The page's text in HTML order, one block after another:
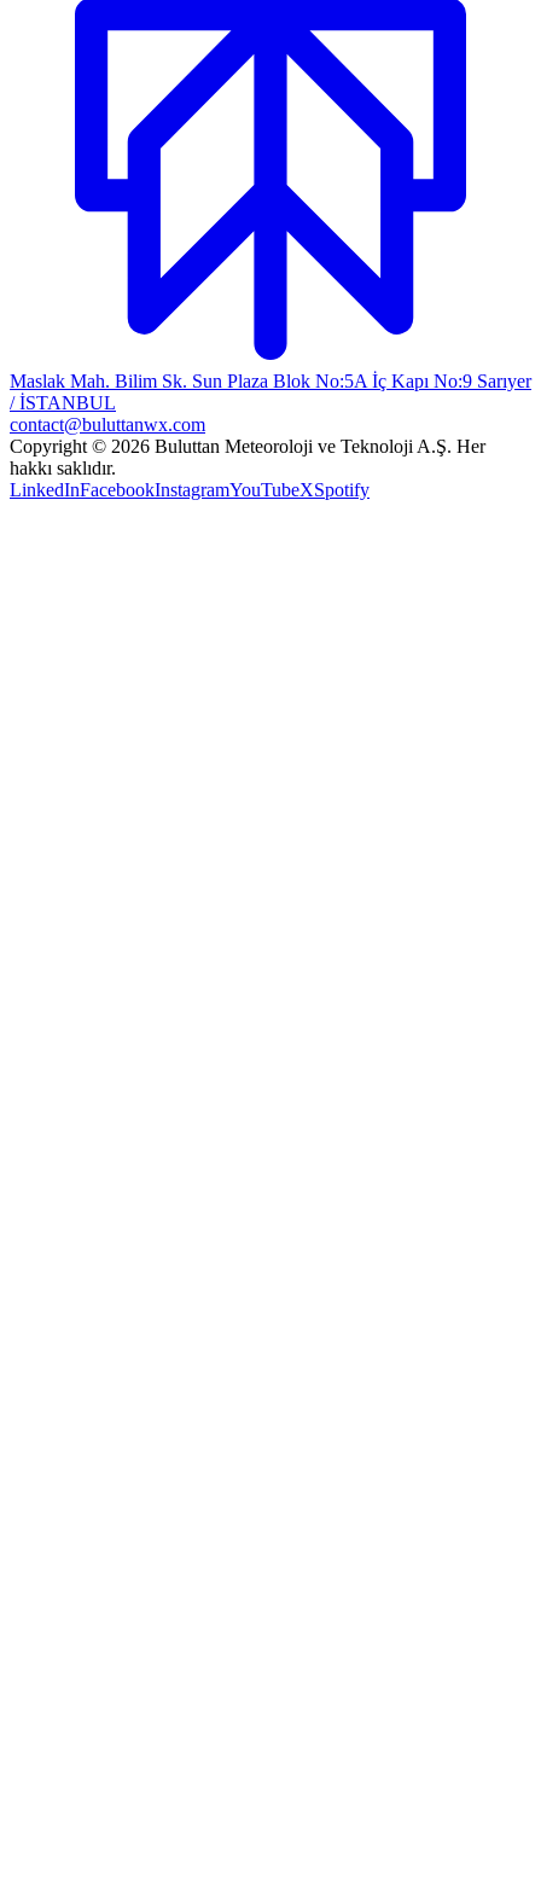
Maslak Mah. Bilim Sk. Sun Plaza Blok No:5A İç Kapı No:9 Sarıyer
/ İSTANBUL
contact@buluttanwx.com
Copyright © 2026 Buluttan Meteoroloji ve Teknoloji A.Ş. Her
hakkı saklıdır.
LinkedInFacebookInstagramYouTubeXSpotify